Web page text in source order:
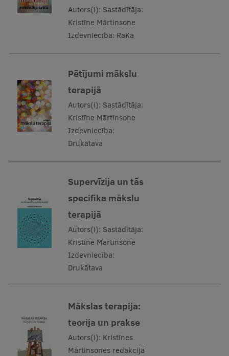
Autors(i): Sastādītāja:
Kristīne Mārtinsone
Izdevniecība: RaKa
Pētījumi mākslu
terapijā
Autors(i): Sastādītāja:
Kristīne Mārtinsone
Izdevniecība:
Drukātava
Supervīzija un tās
specifika mākslu
terapijā
Autors(i): Sastādītāja:
Kristīne Mārtinsone
Izdevniecība:
Drukātava
Mākslas terapija:
teorija un prakse
Autors(i): Kristīnes
Mārtinsones redakcijā